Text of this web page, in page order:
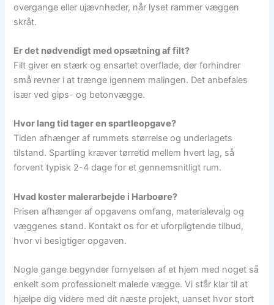
overgange eller ujævnheder, når lyset rammer væggen
skråt.
Er det nødvendigt med opsætning af filt?
Filt giver en stærk og ensartet overflade, der forhindrer
små revner i at trænge igennem malingen. Det anbefales
især ved gips- og betonvægge.
Hvor lang tid tager en spartleopgave?
Tiden afhænger af rummets størrelse og underlagets
tilstand. Spartling kræver tørretid mellem hvert lag, så
forvent typisk 2-4 dage for et gennemsnitligt rum.
Hvad koster malerarbejde i Harboøre?
Prisen afhænger af opgavens omfang, materialevalg og
væggenes stand. Kontakt os for et uforpligtende tilbud,
hvor vi besigtiger opgaven.
Nogle gange begynder fornyelsen af et hjem med noget så
enkelt som professionelt malede vægge. Vi står klar til at
hjælpe dig videre med dit næste projekt, uanset hvor stort